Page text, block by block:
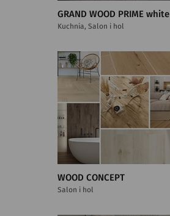
GRAND WOOD PRIME white
Kuchnia, Salon i hol
WOOD CONCEPT
Salon i hol